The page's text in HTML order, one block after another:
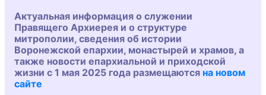
Актуальная информация о служении
Правящего Архиерея и о структуре
митрополии, сведения об истории
Воронежской епархии, монастырей и храмов, а
также новости епархиальной и приходской
жизни с 1 мая 2025 года размещаются на новом
сайте